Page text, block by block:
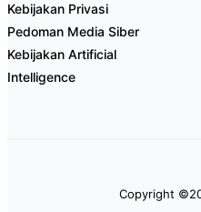
Kebijakan Privasi
Pedoman Media Siber
Kebijakan Artificial
Intelligence
Copyright